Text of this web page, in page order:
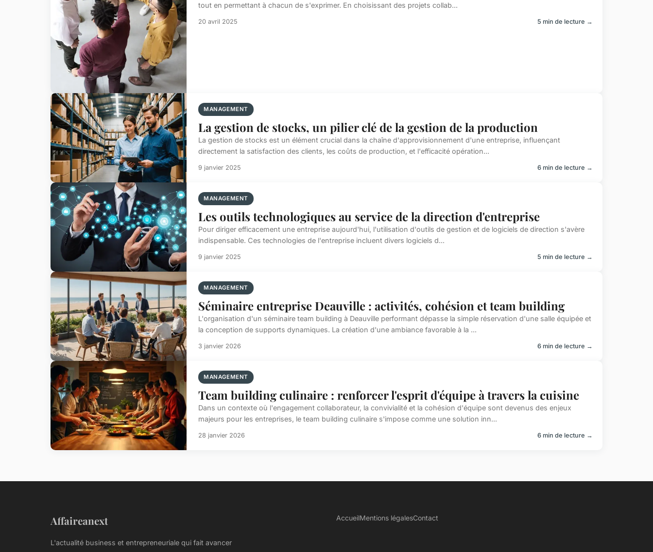
tout en permettant à chacun de s'exprimer. En choisissant des projets collab...
20 avril 2025 5 min de lecture →
MANAGEMENT
La gestion de stocks, un pilier clé de la gestion de la production
La gestion de stocks est un élément crucial dans la chaîne d'approvisionnement d'une entreprise, influençant
directement la satisfaction des clients, les coûts de production, et l'efficacité opération...
9 janvier 2025 6 min de lecture →
MANAGEMENT
Les outils technologiques au service de la direction d'entreprise
Pour diriger efficacement une entreprise aujourd'hui, l'utilisation d'outils de gestion et de logiciels de direction s'avère
indispensable. Ces technologies de l'entreprise incluent divers logiciels d...
9 janvier 2025 5 min de lecture →
MANAGEMENT
Séminaire entreprise Deauville : activités, cohésion et team building
L'organisation d'un séminaire team building à Deauville performant dépasse la simple réservation d'une salle équipée et
la conception de supports dynamiques. La création d'une ambiance favorable à la ...
3 janvier 2026 6 min de lecture →
MANAGEMENT
Team building culinaire : renforcer l'esprit d'équipe à travers la cuisine
Dans un contexte où l'engagement collaborateur, la convivialité et la cohésion d'équipe sont devenus des enjeux
majeurs pour les entreprises, le team building culinaire s'impose comme une solution inn...
28 janvier 2026 6 min de lecture →
Affaireanext
L'actualité business et entrepreneuriale qui fait avancer
AccueilMentions légalesContact